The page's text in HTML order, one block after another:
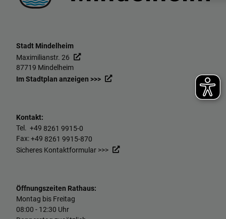
Stadt Mindelheim
Maximilianstr. 26
87719 Mindelheim
Im Stadtplan anzeigen >>>
Kontakt:
Tel. +49 8261 9915-0
Fax: +49 8261 9915-870
Sicheres Kontaktformular >>>
Öffnungszeiten Rathaus:
Montag bis Freitag
08:00 - 12:30 Uhr